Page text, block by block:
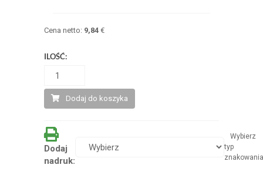
Cena netto: 9,84€
ILOŚĆ:
Dodaj do koszyka
Dodaj
nadruk:
Wybierz
typ
znakowania